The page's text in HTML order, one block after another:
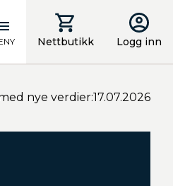
Nettbutikk Logg inn
nye verdier:17.07.2026